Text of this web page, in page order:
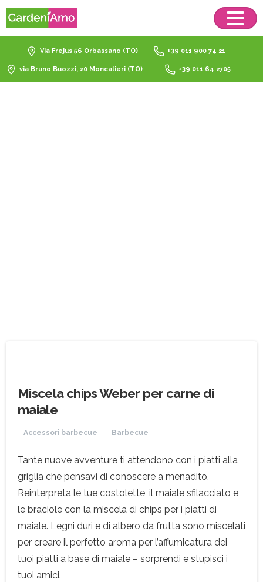
Via Frejus 56 Orbassano (TO) +39 011 900 74 21
via Bruno Buozzi, 20 Moncalieri (TO) +39 011 64 2705
Miscela chips Weber per carne di
maiale
Accessori barbecue Barbecue
Tante nuove avventure ti attendono con i piatti alla
griglia che pensavi di conoscere a menadito.
Reinterpreta le tue costolette, il maiale sfilacciato e
le braciole con la miscela di chips per i piatti di
maiale. Legni duri e di albero da frutta sono miscelati
per creare il perfetto aroma per l’affumicatura dei
tuoi piatti a base di maiale – sorprendi e stupisci i
tuoi amici.